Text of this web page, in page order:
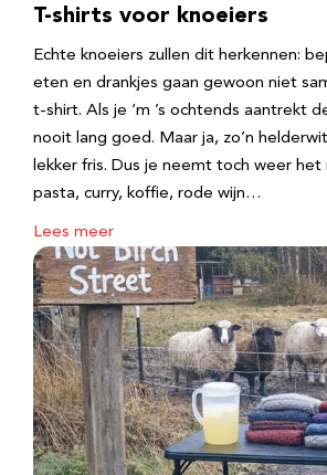
T-shirts voor knoeiers
Echte knoeiers zullen dit herkennen:
eten en drankjes gaan gewoon niet
t-shirt. Als je ‘m ’s ochtends aantrekt
nooit lang goed. Maar ja, zo’n
lekker fris. Dus je neemt toch weer het
pasta, curry, koffie, rode wijn…
Lees meer